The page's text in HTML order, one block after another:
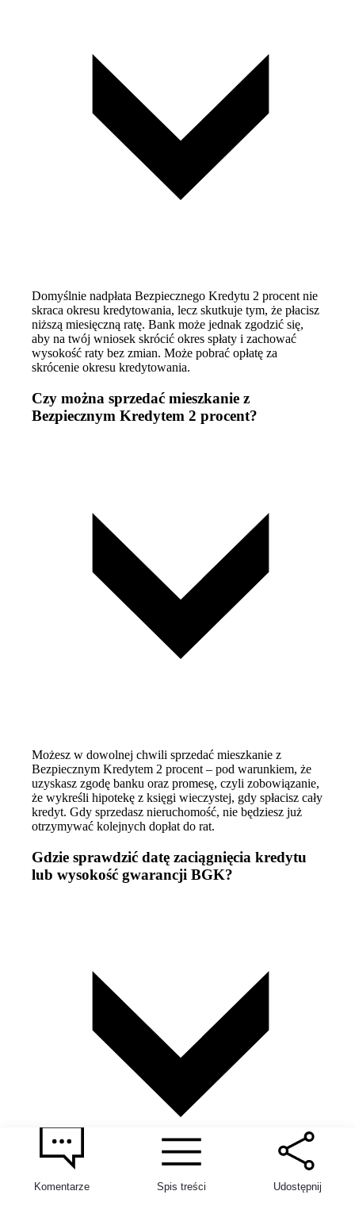
Domyślnie nadpłata Bezpiecznego Kredytu 2 procent nie
skraca okresu kredytowania, lecz skutkuje tym, że płacisz
niższą miesięczną ratę. Bank może jednak zgodzić się,
aby na twój wniosek skrócić okres spłaty i zachować
wysokość raty bez zmian. Może pobrać opłatę za
skrócenie okresu kredytowania.
Czy można sprzedać mieszkanie z
Bezpiecznym Kredytem 2 procent?
Możesz w dowolnej chwili sprzedać mieszkanie z
Bezpiecznym Kredytem 2 procent – pod warunkiem, że
uzyskasz zgodę banku oraz promesę, czyli zobowiązanie,
że wykreśli hipotekę z księgi wieczystej, gdy spłacisz cały
kredyt. Gdy sprzedasz nieruchomość, nie będziesz już
otrzymywać kolejnych dopłat do rat.
Gdzie sprawdzić datę zaciągnięcia kredytu
lub wysokość gwarancji BGK?
Komentarze Spis treści Udostępnij